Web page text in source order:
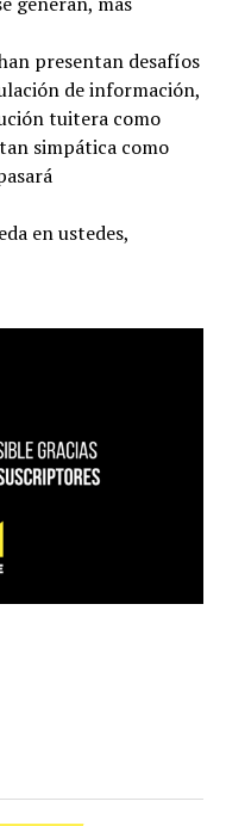
presentan desafíos
de información,
tuitera como
simpática como
en ustedes,